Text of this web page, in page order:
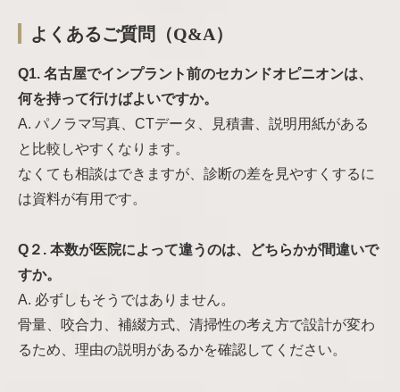
よくあるご質問（Q&A）
Q1. 名古屋でインプラント前のセカンドオピニオンは、
何を持って行けばよいですか。
A. パノラマ写真、CTデータ、見積書、説明用紙がある
と比較しやすくなります。
なくても相談はできますが、診断の差を見やすくするに
は資料が有用です。
Q２. 本数が医院によって違うのは、どちらかが間違いで
すか。
A. 必ずしもそうではありません。
骨量、咬合力、補綴方式、清掃性の考え方で設計が変わ
るため、理由の説明があるかを確認してください。